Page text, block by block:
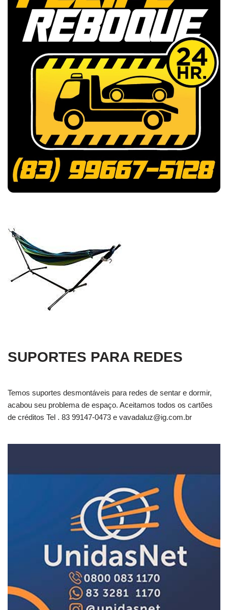
SUPORTES PARA REDES
Temos suportes desmontáveis para redes de sentar e dormir,
acabou seu problema de espaço. Aceitamos todos os cartões
de créditos Tel . 83 99147-0473 e vavadaluz@ig.com.br